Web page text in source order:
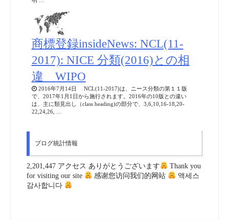
商標登録insideNews: NCL(11-
2017): NICE 分類(2016)との相
違 WIPO
2016年7月14日 NCL(11-2017)は、ニース分類の第１１版
で、2017年1月1日から施行されます。2016年の10版との違い
は、主に類見出し（class heading)の部分で、3,6,10,16-18,20-
22,24,26, …
ブログ統計情報
2,201,447 アクセス ありがとうございます
Thank you
for visiting our site
感谢您访问我们的网站
액세스
감사합니다